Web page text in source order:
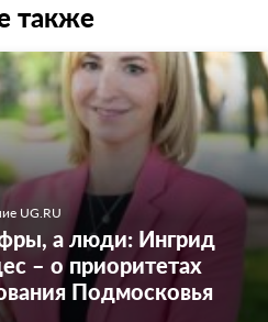
также
UG.RU
а люди: Ингрид
– о приоритетах
Подмосковья